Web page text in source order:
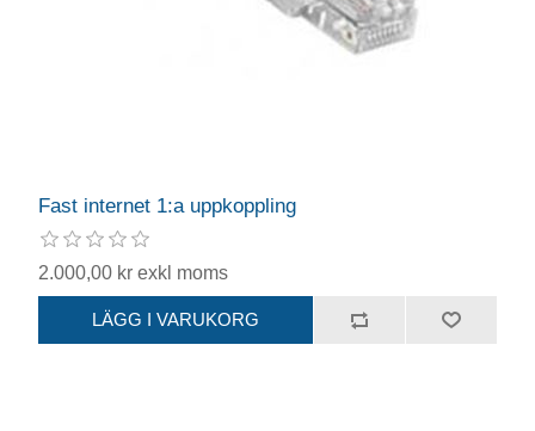
Fast internet 1:a uppkoppling
2.000,00 kr exkl moms